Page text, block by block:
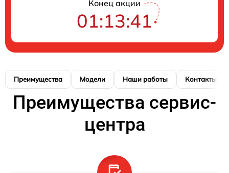
Конец акции
01:13:41
Преимущества Модели Наши работы Контакты
Преимущества сервис-
центра